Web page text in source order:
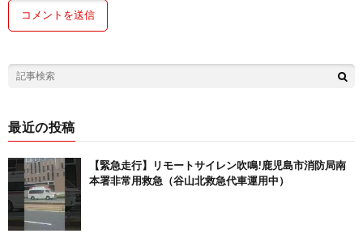
最近の投稿
【緊急走行】リモートサイレン吹鳴!鹿児島市消防局南
本署非常用救急（谷山北救急代車運用中）